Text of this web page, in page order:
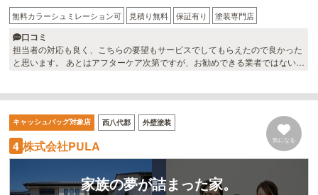
無料カラーシュミレーション可 見積り無料 保証有り 塗装専門店
口コミ
担当者の対応も良く、こちらの要望もサービスでしてもらえたので良かった
と思います。 あとはアフターケア次第ですが、お勧めできる業者ではないで
キャッシュバッグ対象店 西八代郡 外壁塗装
4 株式会社PULA 気になる
家族の夢が詰まった家。